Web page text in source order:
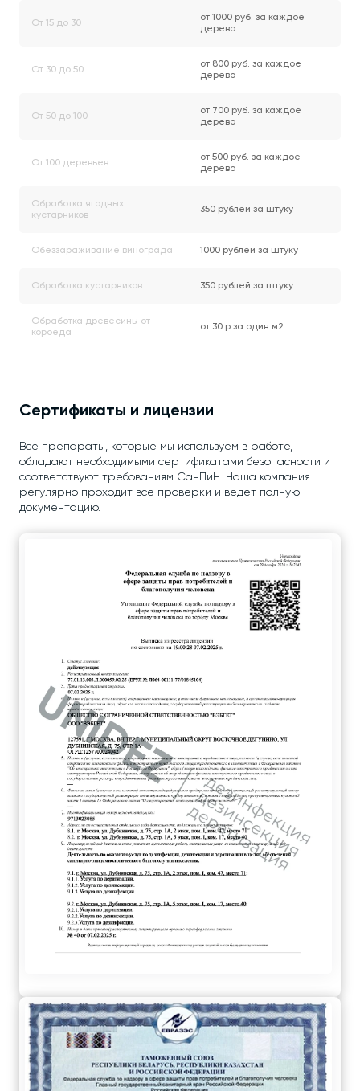
От 15 до 30
от 1000 руб. за каждое
дерево
От 30 до 50
от 800 руб. за каждое
дерево
От 50 до 100
от 700 руб. за каждое
дерево
От 100 деревьев
от 500 руб. за каждое
дерево
Обработка ягодных
кустарников
350 рублей за штуку
Обеззараживание винограда 1000 рублей за штуку
Обработка кустарников 350 рублей за штуку
Обработка древесины от
короеда
от 30 р за один м2
Сертификаты и лицензии
Все препараты, которые мы используем в работе,
обладают необходимыми сертификатами безопасности и
соответствуют требованиям СанПиН. Наша компания
регулярно проходит все проверки и ведет полную
документацию.